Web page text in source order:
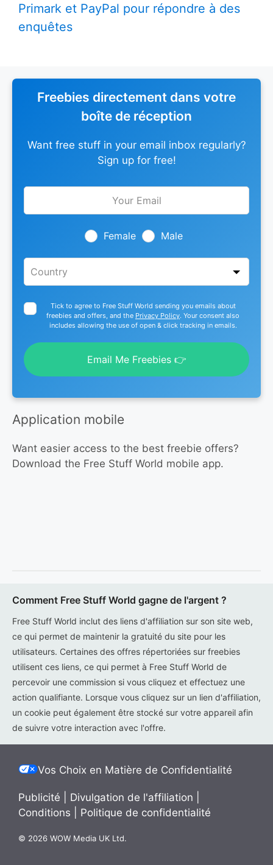
Primark et PayPal pour répondre à des
enquêtes
Freebies directement dans votre
boîte de réception
Want free stuff in your email inbox regularly?
Sign up for free!
Leave
Female Male
Tick to agree to Free Stuff World sending you emails about
freebies and offers, and the Privacy Policy. Your consent also
includes allowing the use of open & click tracking in emails.
Email Me Freebies 👉
Application mobile
Want easier access to the best freebie offers?
Download the Free Stuff World mobile app.
Comment Free Stuff World gagne de l'argent ?
Free Stuff World inclut des liens d'affiliation sur son site web,
ce qui permet de maintenir la gratuité du site pour les
utilisateurs. Certaines des offres répertoriées sur freebies
utilisent ces liens, ce qui permet à Free Stuff World de
percevoir une commission si vous cliquez et effectuez une
action qualifiante. Lorsque vous cliquez sur un lien d'affiliation,
un cookie peut également être stocké sur votre appareil afin
de suivre votre interaction avec l'offre.
Vos Choix en Matière de Confidentialité
Publicité Divulgation de l'affiliation
Conditions
Politique de confidentialité
© 2026 WOW Media UK Ltd.